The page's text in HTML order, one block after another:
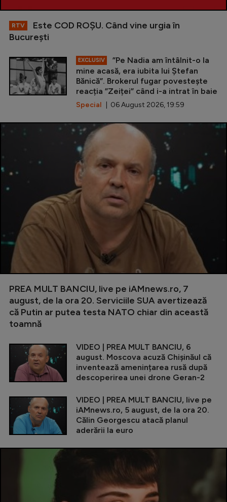
RTV
Este COD ROŞU. Când vine urgia în
Bucureşti
EXCLUSIV
”Pe Nadia am întâlnit-o la
mine acasă, era iubita lui Ștefan
Bănică”. Brokerul fugar povestește
reacția ”Zeiței” când i-a intrat în baie
Special | 06 August 2026, 19:59
PREA MULT BANCIU, live pe iAMnews.ro, 7
august, de la ora 20. Serviciile SUA avertizează
că Putin ar putea testa NATO chiar din această
toamnă
VIDEO | PREA MULT BANCIU, 6
august. Moscova acuză Chișinăul că
inventează amenințarea rusă după
descoperirea unei drone Geran-2
VIDEO | PREA MULT BANCIU, live pe
iAMnews.ro, 5 august, de la ora 20.
Călin Georgescu atacă planul
aderării la euro